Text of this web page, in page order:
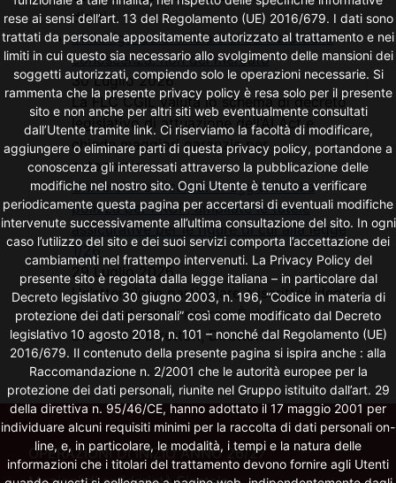
diritti...
L’intelligenza artificiale al servizio della
conoscenza, non del mercato
30 Luglio 2026
La FLC CGIL valuta lo schema di decreto
legislativo di attuazione dell’AI Act e
chiede maggiori garanzie per
autonomia...
Università e Ricerca: in aggiunta alla
polizza per i RUP, ampliate le tutele
assicurative per le figure di cui alla legge
1/26
29 Luglio 2026
Un’attenzione particolare a iscritte/i degli
atenei ed enti di ricerca. È rivolta a
Dirigenti e Direttori, Direttori...
OPERAZIONI DI INIZIO ANNO 26/27
rese ai sensi dell’art. 13 del Regolamento (UE) 2016/679. I dati sono
trattati da personale appositamente autorizzato al trattamento e nei
limiti in cui questo sia necessario allo svolgimento delle mansioni dei
soggetti autorizzati, compiendo solo le operazioni necessarie. Si
rammenta che la presente privacy policy è resa solo per il presente
sito e non anche per altri siti web eventualmente consultati
dall’Utente tramite link. Ci riserviamo la facoltà di modificare,
aggiungere o eliminare parti di questa privacy policy, portandone a
conoscenza gli interessati attraverso la pubblicazione delle
modifiche nel nostro sito. Ogni Utente è tenuto a verificare
periodicamente questa pagina per accertarsi di eventuali modifiche
intervenute successivamente all’ultima consultazione del sito. In ogni
caso l’utilizzo del sito e dei suoi servizi comporta l’accettazione dei
cambiamenti nel frattempo intervenuti. La Privacy Policy del
presente sito è regolata dalla legge italiana – in particolare dal
Decreto legislativo 30 giugno 2003, n. 196, “Codice in materia di
protezione dei dati personali” così come modificato dal Decreto
legislativo 10 agosto 2018, n. 101 – nonché dal Regolamento (UE)
2016/679. Il contenuto della presente pagina si ispira anche : alla
Raccomandazione n. 2/2001 che le autorità europee per la
protezione dei dati personali, riunite nel Gruppo istituito dall’art. 29
della direttiva n. 95/46/CE, hanno adottato il 17 maggio 2001 per
individuare alcuni requisiti minimi per la raccolta di dati personali on-
line, e, in particolare, le modalità, i tempi e la natura delle
informazioni che i titolari del trattamento devono fornire agli Utenti